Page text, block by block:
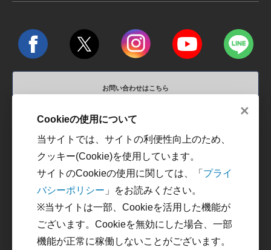
お問い合わせはこちら
営業時間 平日10:00～18:00 / 定休日 土、日、祝祭日
運営会社 利用規約
カスタマーハラスメントに
対する方針
基づく表記
×
Cookieの使用について
当サイトでは、サイトの利便性向上のため、
クッキー(Cookie)を使用しています。
サイトのCookieの使用に関しては、「 プライ
バシーポリシー 」をお読みください。
※当サイトは一部、Cookieを活用した機能が
ございます。Cookieを無効にした場合、一部
機能が正常に稼働しないことがございます。